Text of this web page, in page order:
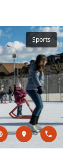
Sports